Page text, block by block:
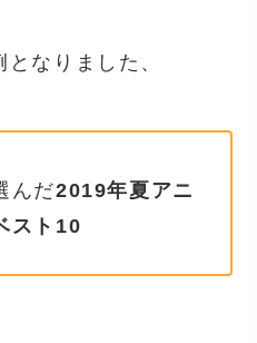
なりました、
んだ2019年夏アニ
スト10